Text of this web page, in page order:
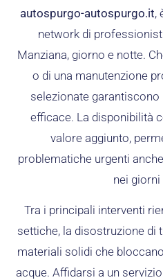
autospurgo-autospurgo.it,
network di
Manziana, giorno e notte.
o di una manutenzione
selezionate
efficace. La disponibilità
valore aggiunto,
problematiche urgenti
nei
Tra i principali interventi
settiche, la disostruzione di
materiali solidi che
acque. Affidarsi a un